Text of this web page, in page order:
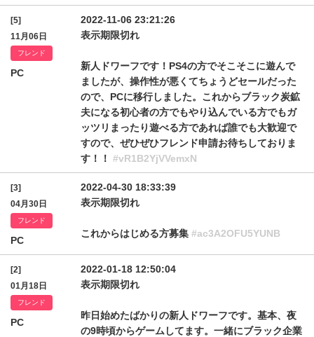
[5]
11月06日
フレンド
PC
2022-11-06 23:21:26
表示期限切れ
新人ドワーフです！PS4の方でそこそこに遊んで
ましたが、操作性が悪くてちょうどセールだった
ので、PCに移行しました。これからブラック炭鉱
夫になる初心者の方でもやり込んでいる方でもガ
ッツリまったり遊べる方であれば誰でも大歓迎で
すので、ぜひぜひフレンド申請お待ちしておりま
す！！ #vR1B2YjVVemxN
[3]
04月30日
フレンド
PC
2022-04-30 18:33:39
表示期限切れ
これからはじめる方募集 #ac3A2OFU5YUNB
[2]
01月18日
フレンド
PC
2022-01-18 12:50:04
表示期限切れ
昨日始めたばかりの新人ドワーフです。基本、夜
の9時頃からゲームしてます。一緒にブラック企業